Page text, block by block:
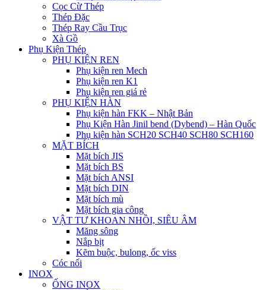
Cọc Cừ Thép
Thép Đặc
Thép Ray Cầu Trục
Xà Gồ
Phụ Kiện Thép
PHỤ KIỆN REN
Phụ kiện ren Mech
Phụ kiện ren K1
Phụ kiện ren giá rẻ
PHỤ KIỆN HÀN
Phụ kiện hàn FKK – Nhật Bản
Phụ Kiện Hàn Jinil bend (Dybend) – Hàn Quốc
Phụ kiện hàn SCH20 SCH40 SCH80 SCH160
MẶT BÍCH
Mặt bích JIS
Mặt bích BS
Mặt bích ANSI
Mặt bích DIN
Mặt bích mù
Mặt bích gia công
VẬT TƯ KHOAN NHỒI, SIÊU ÂM
Măng sông
Nắp bịt
Kẽm buộc, bulong, ốc viss
Cóc nối
INOX
ỐNG INOX